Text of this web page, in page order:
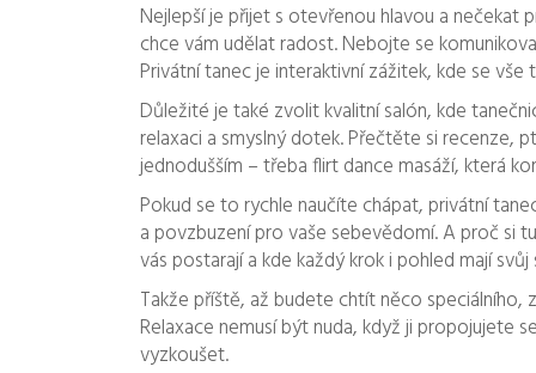
Nejlepší je přijet s otevřenou hlavou a nečekat
chce vám udělat radost. Nebojte se
Privátní tanec je interaktivní zážitek, kde se
Důležité je také zvolit kvalitní salón, kde
relaxaci a smyslný dotek. Přečtěte si recenze,
jednodušším – třeba flirt dance masáží, která
Pokud se to rychle naučíte chápat, privátní
a povzbuzení pro vaše sebevědomí. A proč si
vás postarají a kde každý krok i pohled mají svůj
Takže příště, až budete chtít něco speciálního,
Relaxace nemusí být nuda, když ji propojujete
vyzkoušet.